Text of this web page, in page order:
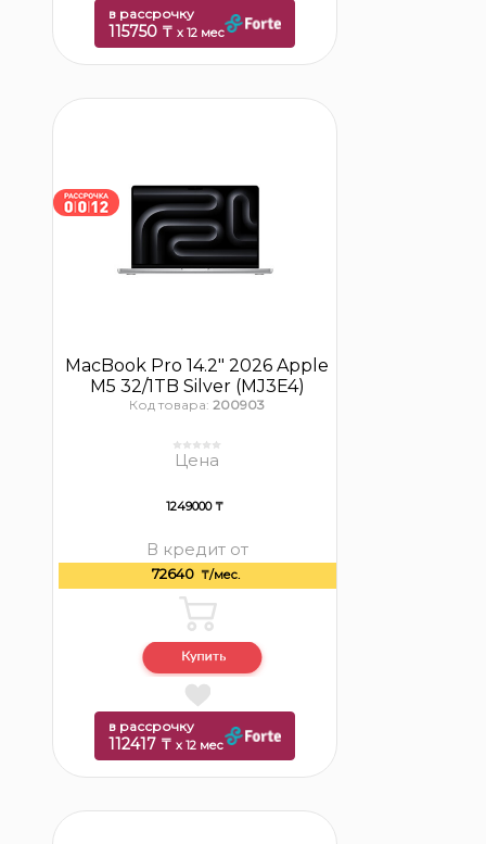
в рассрочку
115750 ₸ x 12 мес
MacBook Pro 14.2″ 2026 Apple
M5 32/1TB Silver (MJ3E4)
Код товара: 200903
Цена
1249000 ₸
В кредит от
72640 ₸/мес.
в рассрочку
112417 ₸ x 12 мес